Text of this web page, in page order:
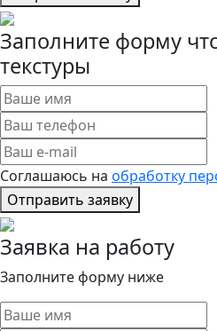
Заполните форму
текстуры
Соглашаюсь на обработку
Отправить заявку
Заявка на работу
Заполните форму ниже